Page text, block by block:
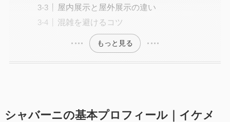
屋内展示と屋外展示の違い
混雑を避けるコツ
もっと見る
シャバーニの基本プロフィール｜イケメ